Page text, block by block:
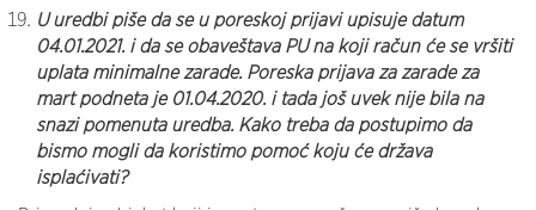
U uredbi piše da se u poreskoj prijavi upisuje datum
04.01.2021. i da se obaveštava PU na koji račun će se vršiti
uplata minimalne zarade. Poreska prijava za zarade za
mart podneta je 01.04.2020. i tada još uvek nije bila na
snazi pomenuta uredba. Kako treba da postupimo da
bismo mogli da koristimo pomoć koju će država
isplaćivati?